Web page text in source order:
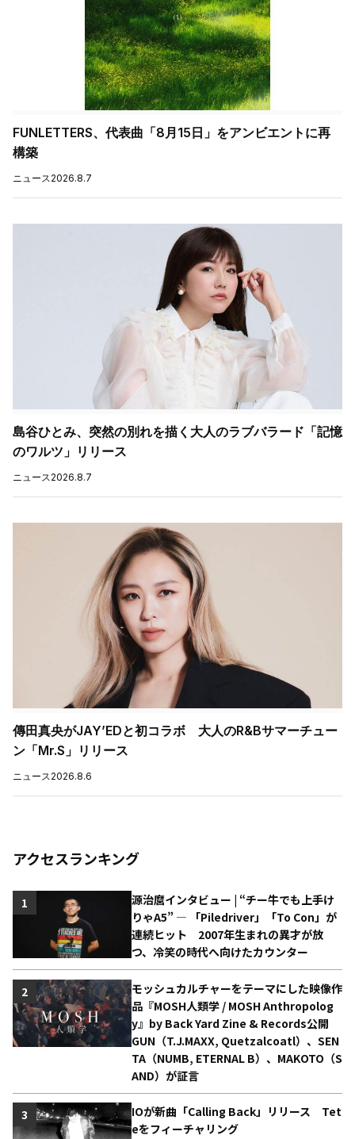
FUNLETTERS、代表曲「8月15日」をアンビエントに再
構築
ニュース2026.8.7
島谷ひとみ、突然の別れを描く大人のラブバラード「記憶
のワルツ」リリース
ニュース2026.8.7
傳田真央がJAY’EDと初コラボ 大人のR&Bサマーチュー
ン「Mr.S」リリース
ニュース2026.8.6
アクセスランキング
源治麿インタビュー | “チー牛でも上手け
りゃA5” ― 「Piledriver」「To Con」が
連続ヒット 2007年生まれの異才が放
つ、冷笑の時代へ向けたカウンター
1
モッシュカルチャーをテーマにした映像作
品『MOSH人類学 / MOSH Anthropolog
y』by Back Yard Zine & Records公開
GUN（T.J.MAXX, Quetzalcoatl）、SEN
TA（NUMB, ETERNAL B）、MAKOTO（S
AND）が証言
2
IOが新曲「Calling Back」リリース Tet
eをフィーチャリング
3